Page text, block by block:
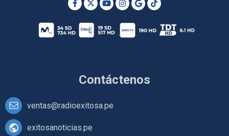
Contáctenos
ventas@radioexitosa.pe
exitosanoticias.pe